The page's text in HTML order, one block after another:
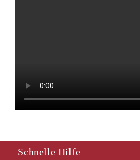
Schnelle Hilfe